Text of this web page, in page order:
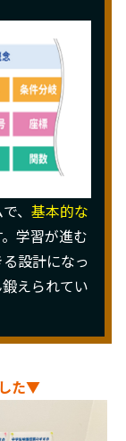
、 基本的な
学習が進む
設計になっ
えられてい
た▼